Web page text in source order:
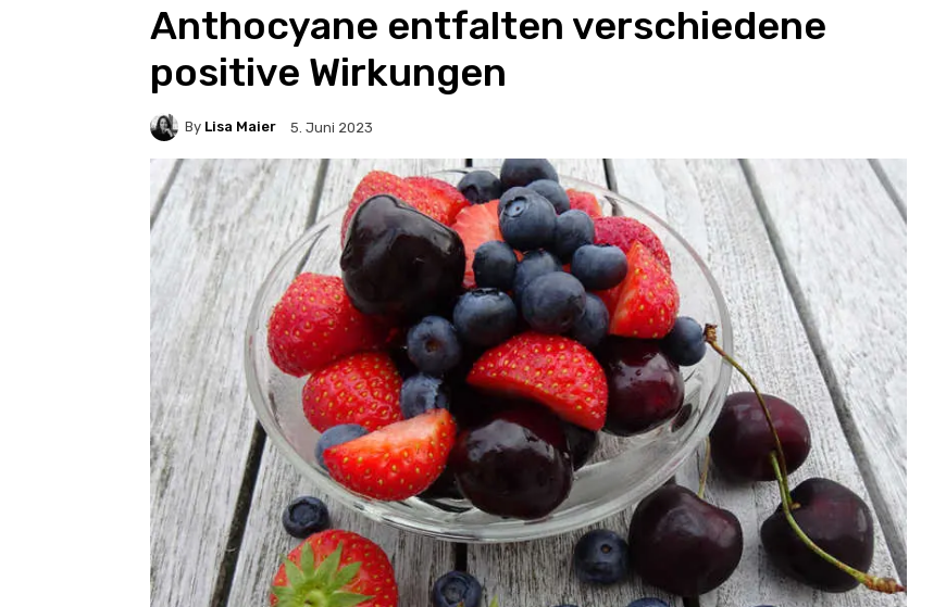
Anthocyane entfalten verschiedene
positive Wirkungen
By Lisa Maier 5. Juni 2023